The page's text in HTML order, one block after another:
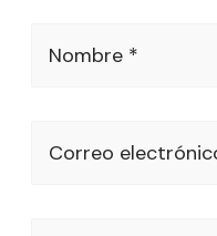
Nombre *
Correo